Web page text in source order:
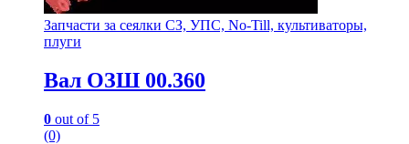
Запчасти за сеялки СЗ, УПС, No-Till, культиваторы,
плуги
Вал ОЗШ 00.360
0 out of 5
(0)